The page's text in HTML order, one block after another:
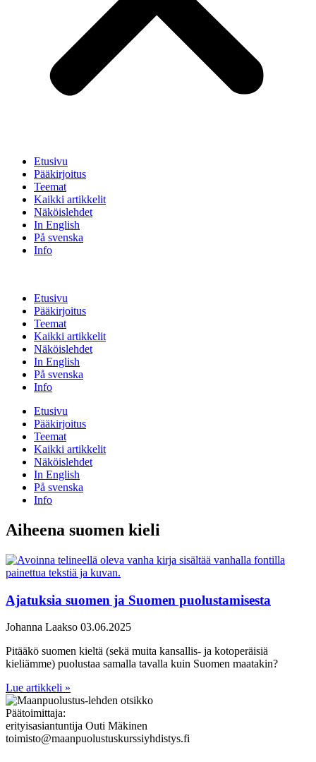
Etusivu
Pääkirjoitus
Teemat
Kaikki artikkelit
Näköislehdet
In English
På svenska
Info
Etusivu
Pääkirjoitus
Teemat
Kaikki artikkelit
Näköislehdet
In English
På svenska
Info
Etusivu
Pääkirjoitus
Teemat
Kaikki artikkelit
Näköislehdet
In English
På svenska
Info
Aiheena suomen kieli
Ajatuksia suomen ja Suomen puolustamisesta
Johanna Laakso 03.06.2025
Pitääkö suomen kieltä (sekä muita kansallis- ja kotoperäisiä
kieliämme) puolustaa samalla tavalla kuin Suomen maatakin?
Lue artikkeli »
Päätoimittaja:
erityisasiantuntija Outi Mäkinen
toimisto@maanpuolustuskurssiyhdistys.fi